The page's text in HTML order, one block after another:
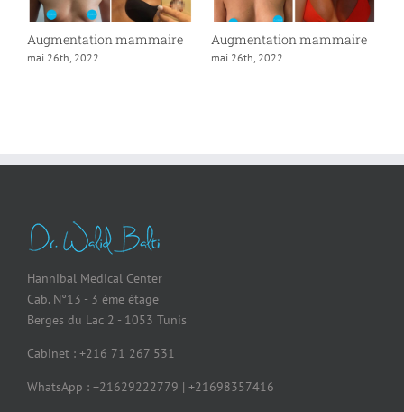
Augmentation mammaire
mai 26th, 2022
Augmentation mammaire
mai 26th, 2022
Hannibal Medical Center
Cab. N°13 - 3 ème étage
Berges du Lac 2 - 1053 Tunis
Cabinet : +216 71 267 531
WhatsApp : +21629222779 | +21698357416